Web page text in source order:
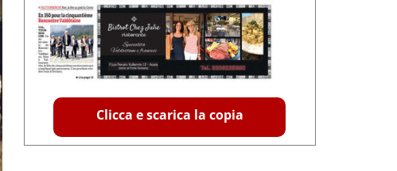
Clicca e scarica la copia